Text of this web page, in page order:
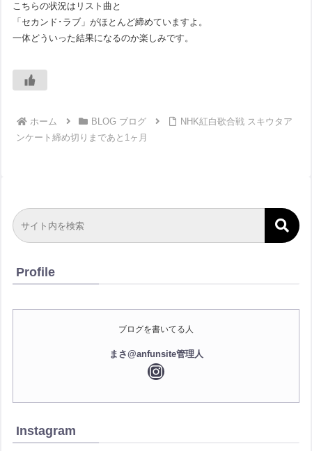
こちらの状況はリスト曲と
「セカンド･ラブ」がほとんど締めていますよ。
一体どういった結果になるのか楽しみです。
ホーム BLOG ブログ
NHK紅白歌合戦 スキウタア
ンケート締め切りまであと1ヶ月
Profile
ブログを書いてる人
まさ@anfunsite管理人
Instagram